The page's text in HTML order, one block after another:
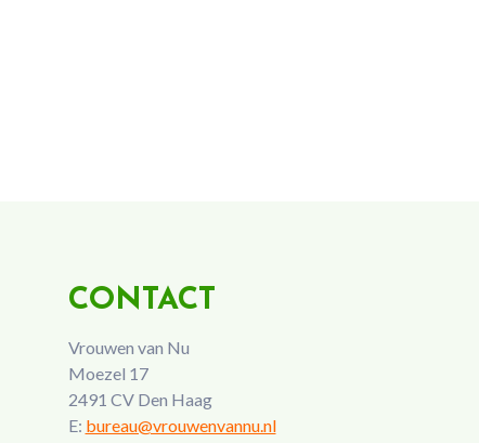
CONTACT
Vrouwen van Nu
Moezel 17
2491 CV Den Haag
E: bureau@vrouwenvannu.nl